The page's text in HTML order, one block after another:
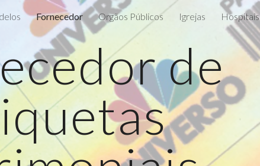
Skip to navigation
Fornecedor Orgãos Públicos Igrejas Hospitais
de